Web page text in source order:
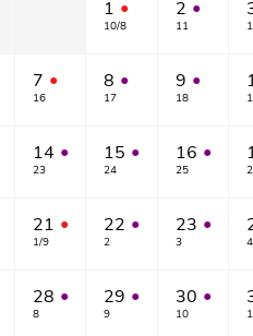
1 ●
10/8
2 ●
11
7 ●
16
8 ●
17
9 ●
18
14 ●
23
15 ●
24
16 ●
25
21 ●
1/9
22 ●
2
23 ●
3 4
28 ●
8
29 ●
9
30 ●
10